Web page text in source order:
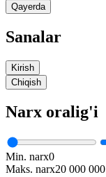
Qayerda
Sanalar
Kirish
Chiqish
Narx oralig'i
Min. narx0
Maks. narx20 000 000